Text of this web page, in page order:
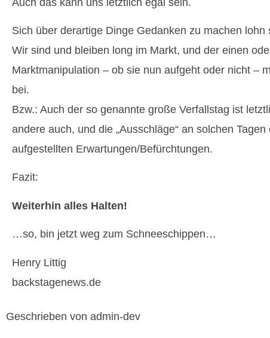
Sich über derartige Dinge Gedanken zu machen lohn
Wir sind und bleiben long im Markt, und der einen
Marktmanipulation – ob sie nun aufgeht oder nicht –
bei.
Bzw.: Auch der so genannte große Verfallstag ist
andere auch, und die „Ausschläge“ an solchen
aufgestellten Erwartungen/Befürchtungen.
Fazit:
Weiterhin alles Halten!
…so, bin jetzt weg zum Schneeschippen…
Henry Littig
backstagenews.de
Geschrieben von admin-dev